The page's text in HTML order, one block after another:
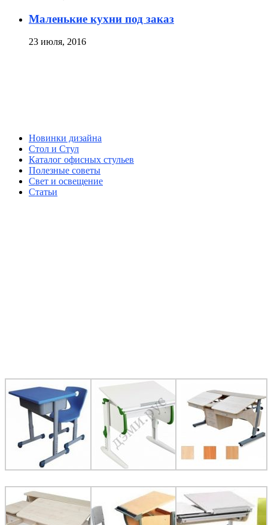
Маленькие кухни под заказ
23 июля, 2016
Новинки дизайна
Стол и Стул
Каталог офисных стульев
Полезные советы
Свет и освещение
Статьи